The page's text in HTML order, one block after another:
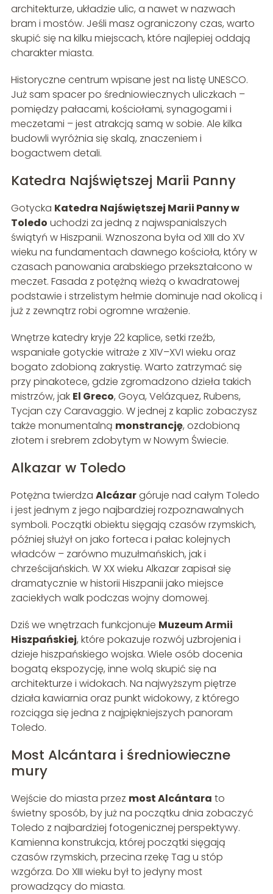
architekturze, układzie ulic, a nawet w nazwach
bram i mostów. Jeśli masz ograniczony czas, warto
skupić się na kilku miejscach, które najlepiej oddają
charakter miasta.
Historyczne centrum wpisane jest na listę UNESCO.
Już sam spacer po średniowiecznych uliczkach –
pomiędzy pałacami, kościołami, synagogami i
meczetami – jest atrakcją samą w sobie. Ale kilka
budowli wyróżnia się skalą, znaczeniem i
bogactwem detali.
Katedra Najświętszej Marii Panny
Gotycka Katedra Najświętszej Marii Panny w
Toledo uchodzi za jedną z najwspanialszych
świątyń w Hiszpanii. Wznoszona była od XIII do XV
wieku na fundamentach dawnego kościoła, który w
czasach panowania arabskiego przekształcono w
meczet. Fasada z potężną wieżą o kwadratowej
podstawie i strzelistym hełmie dominuje nad okolicą i
już z zewnątrz robi ogromne wrażenie.
Wnętrze katedry kryje 22 kaplice, setki rzeźb,
wspaniałe gotyckie witraże z XIV–XVI wieku oraz
bogato zdobioną zakrystię. Warto zatrzymać się
przy pinakotece, gdzie zgromadzono dzieła takich
mistrzów, jak El Greco, Goya, Velázquez, Rubens,
Tycjan czy Caravaggio. W jednej z kaplic zobaczysz
także monumentalną monstrancję, ozdobioną
złotem i srebrem zdobytym w Nowym Świecie.
Alkazar w Toledo
Potężna twierdza Alcázargóruje nad całym Toledo
i jest jednym z jego najbardziej rozpoznawalnych
symboli. Początki obiektu sięgają czasów rzymskich,
później służył on jako forteca i pałac kolejnych
władców – zarówno muzułmańskich, jak i
chrześcijańskich. W XX wieku Alkazar zapisał się
dramatycznie w historii Hiszpanii jako miejsce
zaciekłych walk podczas wojny domowej.
Dziś we wnętrzach funkcjonuje Muzeum Armii
Hiszpańskiej, które pokazuje rozwój uzbrojenia i
dzieje hiszpańskiego wojska. Wiele osób docenia
bogatą ekspozycję, inne wolą skupić się na
architekturze i widokach. Na najwyższym piętrze
działa kawiarnia oraz punkt widokowy, z którego
rozciąga się jedna z najpiękniejszych panoram
Toledo.
Most Alcántara i średniowieczne
mury
Wejście do miasta przez most Alcántara to
świetny sposób, by już na początku dnia zobaczyć
Toledo z najbardziej fotogenicznej perspektywy.
Kamienna konstrukcja, której początki sięgają
czasów rzymskich, przecina rzekę Tag u stóp
wzgórza. Do XIII wieku był to jedyny most
prowadzący do miasta.